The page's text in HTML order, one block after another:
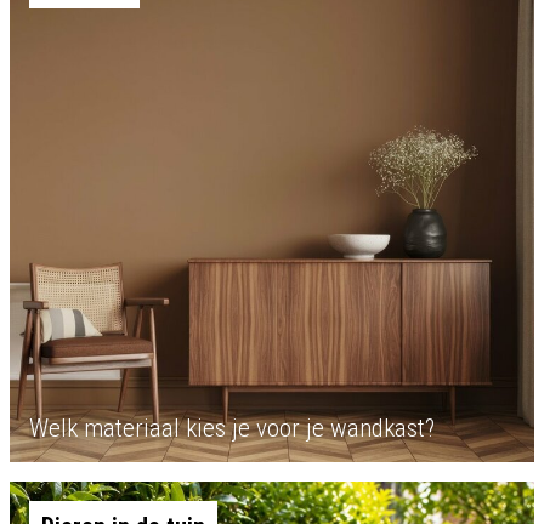
Welk materiaal kies je voor je wandkast?